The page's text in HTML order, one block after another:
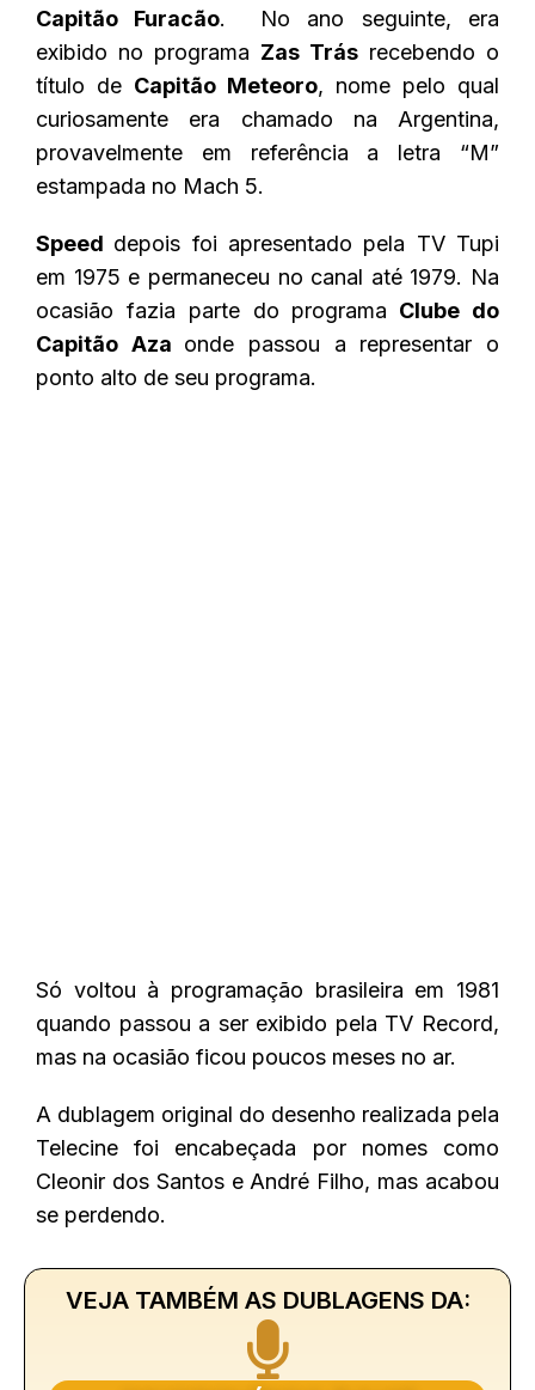
Capitão Furacão.
No ano seguinte, era
exibido no programa Zas Trás recebendo o
título de Capitão Meteoro, nome pelo qual
curiosamente era chamado na Argentina,
provavelmente em referência a letra “M”
estampada no Mach 5.
Speed depois foi apresentado pela TV Tupi
em 1975 e permaneceu no canal até 1979. Na
ocasião fazia parte do programa Clube do
Capitão Aza onde passou a representar o
ponto alto de seu programa.
Só voltou à programação brasileira em 1981
quando passou a ser exibido pela TV Record,
mas na ocasião ficou poucos meses no ar.
A dublagem original do desenho realizada pela
Telecine foi encabeçada por nomes como
Cleonir dos Santos e André Filho, mas acabou
se perdendo.
VEJA TAMBÉM AS DUBLAGENS DA: